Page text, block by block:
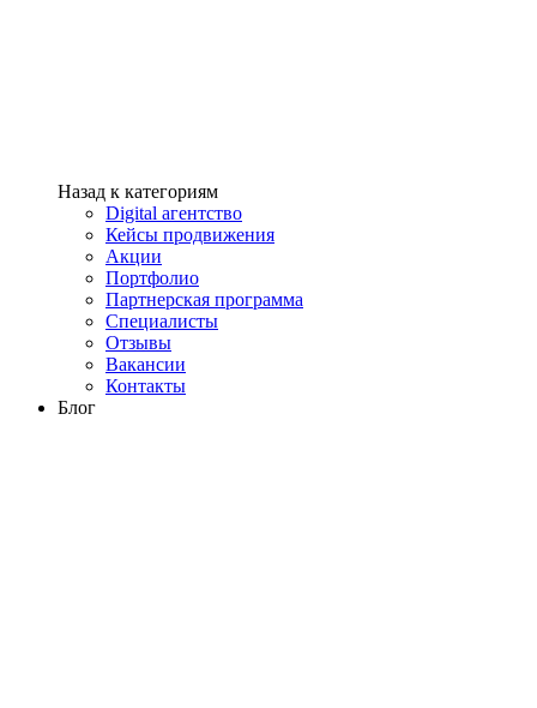
Назад к категориям
Digital агентство
Кейсы продвижения
Акции
Портфолио
Партнерская программа
Специалисты
Отзывы
Вакансии
Контакты
Блог